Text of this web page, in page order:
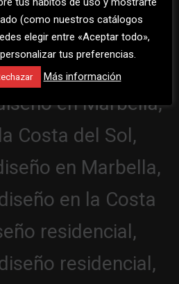
(como nuestros catálogos
elegir entre «Aceptar todo»,
tus preferencias.
Más información